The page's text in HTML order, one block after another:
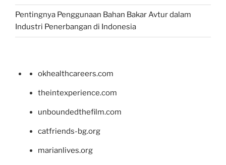
Pentingnya Penggunaan Bahan Bakar Avtur dalam
Industri Penerbangan di Indonesia
okhealthcareers.com
theintexperience.com
unboundedthefilm.com
catfriends-bg.org
marianlives.org